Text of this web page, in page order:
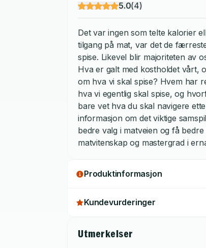
5.0(4)
Det var ingen som telte kalorier
tilgang på mat, var det de
spise. Likevel blir majoriteten av
Hva er galt med kostholdet vårt,
om hva vi skal spise? Hvem har
hva vi egentlig skal spise, og
bare vet hva du skal navigere
informasjon om det viktige
bedre valg i matveien og få
matvitenskap og mastergrad i
podkaster og andre sosiale
Produktinformasjon
Kundevurderinger
Utmerkelser